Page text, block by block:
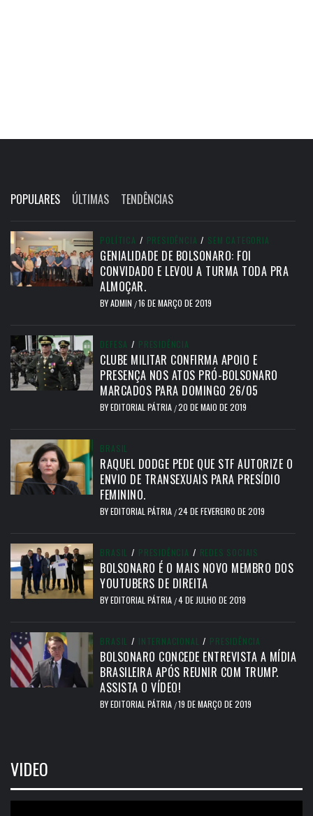
POPULARES ÚLTIMAS TENDÊNCIAS
POLÍTICA / PRESIDÊNCIA / SEM CATEGORIA
GENIALIDADE DE BOLSONARO: FOI
CONVIDADO E LEVOU A TURMA TODA PRA
ALMOÇAR.
BYADMIN /16 DE MARÇO DE 2019
DEFESA / PRESIDÊNCIA
CLUBE MILITAR CONFIRMA APOIO E
PRESENÇA NOS ATOS PRÓ-BOLSONARO
MARCADOS PARA DOMINGO 26/05
BYEDITORIAL PÁTRIA /20 DE MAIO DE 2019
BRASIL
RAQUEL DODGE PEDE QUE STF AUTORIZE O
ENVIO DE TRANSEXUAIS PARA PRESÍDIO
FEMININO.
BYEDITORIAL PÁTRIA /24 DE FEVEREIRO DE 2019
BRASIL / PRESIDÊNCIA / REDES SOCIAIS
BOLSONARO É O MAIS NOVO MEMBRO DOS
YOUTUBERS DE DIREITA
BYEDITORIAL PÁTRIA /4 DE JULHO DE 2019
BRASIL / INTERNACIONAL / PRESIDÊNCIA
BOLSONARO CONCEDE ENTREVISTA A MÍDIA
BRASILEIRA APÓS REUNIR COM TRUMP.
ASSISTA O VÍDEO!
BYEDITORIAL PÁTRIA /19 DE MARÇO DE 2019
VIDEO